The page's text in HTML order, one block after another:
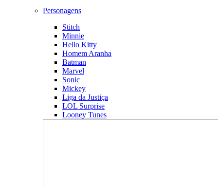
Personagens
Stitch
Minnie
Hello Kitty
Homem Aranha
Batman
Marvel
Sonic
Mickey
Liga da Justiça
LOL Surprise
Looney Tunes